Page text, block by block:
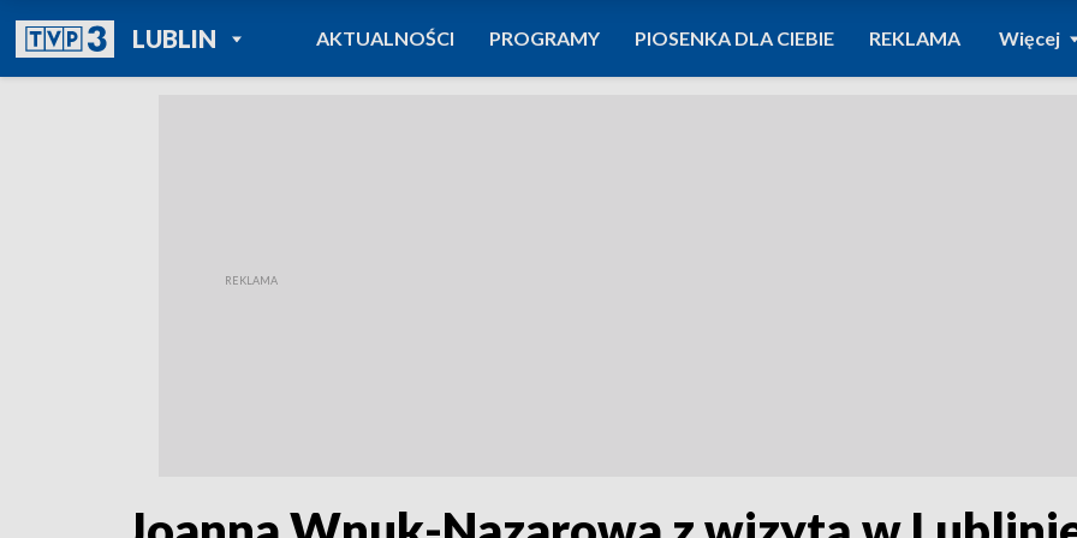
LUBLINPOWRÓT DO
TVP REGIONY
AKTUALNOŚCI PROGRAMY PIOSENKA DLA CIEBIE REKLAMA Więcej